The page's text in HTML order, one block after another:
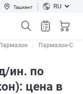
Ташкент RU
Пармазон Пармазон-С
ин. по
цена в